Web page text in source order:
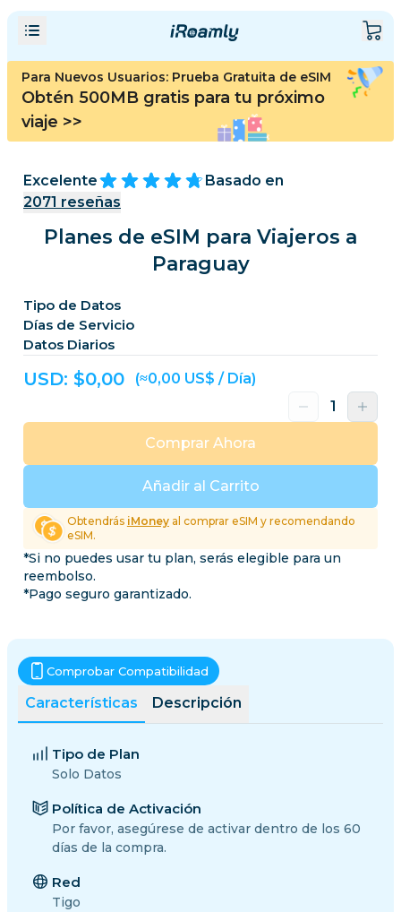
Para Nuevos Usuarios: Prueba Gratuita de eSIM
Obtén 500MB gratis para tu próximo
viaje >>
Excelente
Basado en
2071 reseñas
Planes de eSIM para Viajeros a
Paraguay
Tipo de Datos
Días de Servicio
Datos Diarios
USD: $0,00 (≈0,00 US$ / Día)
Añadir al Carrito
Comprar Ahora
Obtendrás iMoneyal comprar eSIM y recomendando
eSIM.
*Si no puedes usar tu plan, serás elegible para un
reembolso.
*Pago seguro garantizado.
Características Descripción
Comprobar Compatibilidad
Tipo de Plan
Solo Datos
Política de Activación
Por favor, asegúrese de activar dentro de los 60
días de la compra.
Red
Tigo